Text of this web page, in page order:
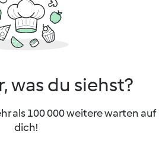
was du siehst?
als 100 000 weitere warten auf
dich!